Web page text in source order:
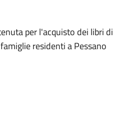
per l'acquisto dei libri di
residenti a Pessano